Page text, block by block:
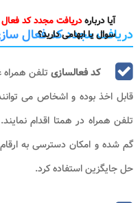
آیا دربارهدریافت مجدد کد
سوال یا ابهامی دارید؟
دریافت مجدد کد فعال
کد فعالسازی تلفن همراه
قابل اخذ بوده و اشخاص می
تلفن همراه در همتا اقدام
گم شده و امکان دسترسی به
حل جایگزین استفاده کرد.